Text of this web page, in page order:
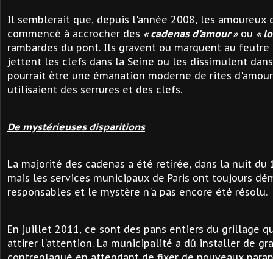
Il semblerait que, depuis l'année 2008, les amoureux
commencé à accrocher des « cadenas d'amour »ou «
rambardes du pont. Ils gravent ou marquent au
jettent les clefs dans la Seine ou les dissimulent
pourrait être une émanation moderne de rites
utilisaient des serrures et des clefs.
De mystérieuses disparitions
La majorité des cadenas a été retirée, dans la nuit du
mais les services municipaux de Paris ont toujours
responsables et le mystère n'a pas encore été résolu.
En juillet 2011, ce sont des pans entiers du grillage
attirer l'attention. La municipalité a dû installer de